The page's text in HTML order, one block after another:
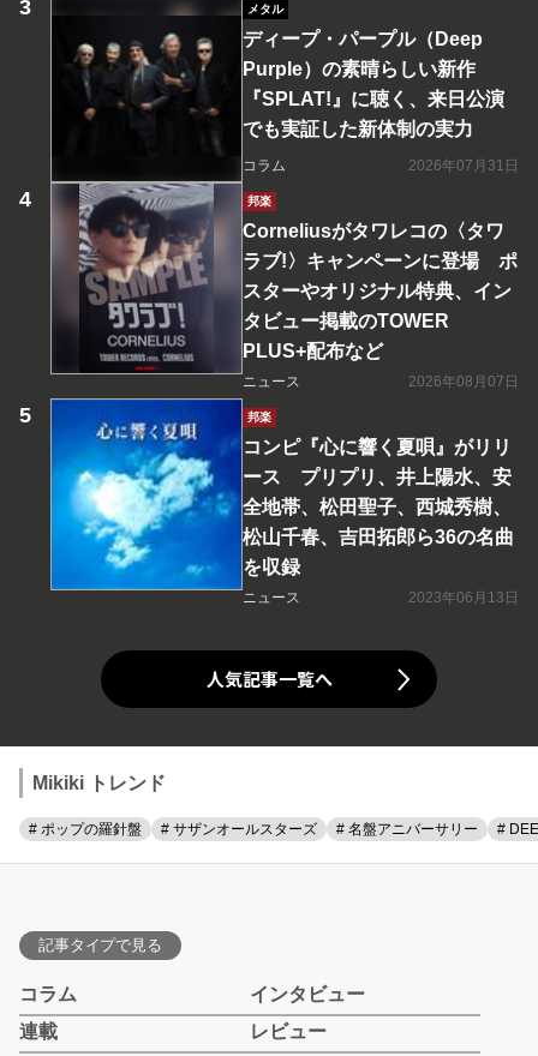
メタル
ディープ・パープル（Deep
Purple）の素晴らしい新作
『SPLAT!』に聴く、来日公演
でも実証した新体制の実力
コラム 2026年07月31日
邦楽
Corneliusがタワレコの〈タワ
ラブ!〉キャンペーンに登場 ポ
スターやオリジナル特典、イン
タビュー掲載のTOWER
PLUS+配布など
ニュース 2026年08月07日
邦楽
コンピ『心に響く夏唄』がリリ
ース プリプリ、井上陽水、安
全地帯、松田聖子、西城秀樹、
松山千春、吉田拓郎ら36の名曲
を収録
ニュース 2023年06月13日
人気記事一覧へ
Mikiki トレンド
# ポップの羅針盤 # サザンオールスターズ # 名盤アニバーサリー #
記事タイプで見る
コラム
インタビュー
連載
レビュー